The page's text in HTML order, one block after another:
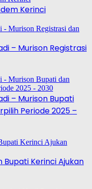
Kerinci
– Murison Registrasi
– Murison Bupati
Periode 2025 –
Bupati Kerinci Ajukan